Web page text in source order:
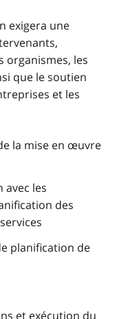
exigera une
organismes, les
que le soutien
et les
la mise en œuvre
les
des
planification de
et exécution du